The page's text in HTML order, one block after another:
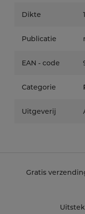
In deze reisgids
routes die met
Dikte
Publicatie
EAN - code
Categorie
Uitgeverij
Gratis